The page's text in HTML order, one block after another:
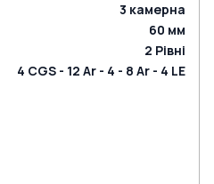
3 камерна
60 мм
2 Рівні
4 CGS - 12 Ar - 4 - 8 Ar - 4 LE